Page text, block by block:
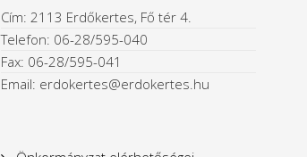
Cím: 2113 Erdőkertes, Fő tér 4.
Telefon: 06-28/595-040
Fax: 06-28/595-041
Email: erdokertes@erdokertes.hu